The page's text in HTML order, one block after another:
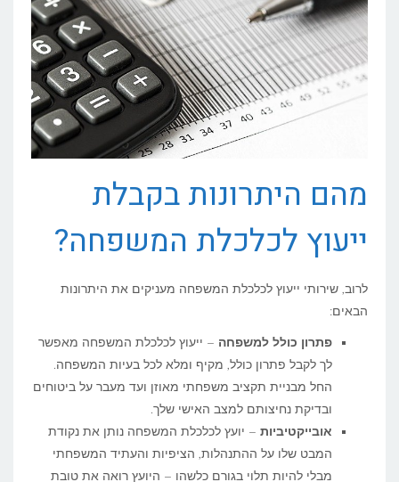
מהם היתרונות בקבלת
ייעוץ לכלכלת המשפחה?
לרוב, שירותי ייעוץ לכלכלת המשפחה מעניקים את היתרונות
הבאים:
פתרון כולל למשפחה – ייעוץ לכלכלת המשפחה מאפשר
לך לקבל פתרון כולל, מקיף ומלא לכל בעיות המשפחה.
החל מבניית תקציב משפחתי מאוזן ועד מעבר על ביטוחים
ובדיקת נחיצותם למצב האישי שלך.
אובייקטיביות – יועץ לכלכלת המשפחה נותן את נקודת
המבט שלו על ההתנהלות, הציפיות והעתיד המשפחתי
מבלי להיות תלוי בגורם כלשהו – היועץ רואה את טובת